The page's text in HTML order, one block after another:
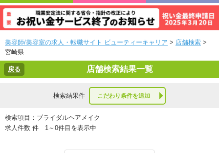
美容師/美容室の求人・転職サイト ビューティーキャリア > 店舗検索 >
宮崎県
戻る 店舗検索結果一覧
検索結果件 こだわり条件を追加
検索項目：ブライダルヘアメイク
求人件数 件 1～0件目を表示中